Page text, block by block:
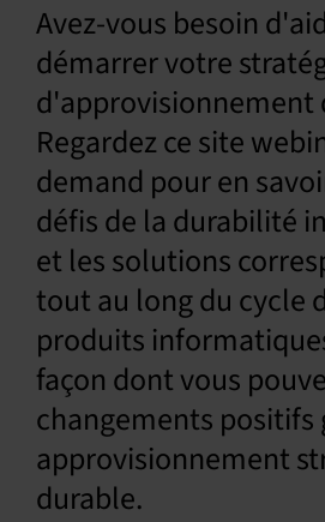
Français
Avez-vous besoin
démarrer votre
d'approvisionnement
Regardez ce site
demand pour en
défis de la durabilité
et les solutions
tout au long du cycle
produits
façon dont vous
changements positifs
approvisionnement
durable.